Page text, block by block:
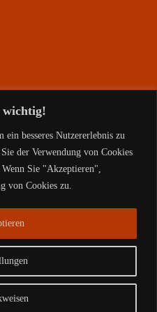
wichtig!
ein besseres Nutzererlebnis zu
der Verwendung von Cookies
Sie "Akzeptieren",
von Cookies zu.
Olafs Werkstatt
© 2026 |